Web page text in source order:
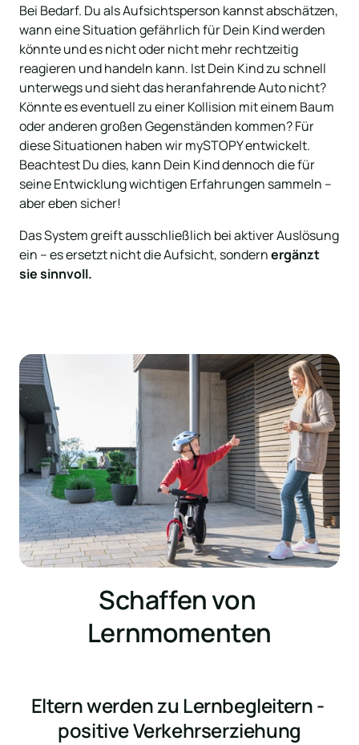
Bei Bedarf. Du als Aufsichtsperson kannst abschätzen,
wann eine Situation gefährlich für Dein Kind werden
könnte und es nicht oder nicht mehr rechtzeitig
reagieren und handeln kann. Ist Dein Kind zu schnell
unterwegs und sieht das heranfahrende Auto nicht?
Könnte es eventuell zu einer Kollision mit einem Baum
oder anderen großen Gegenständen kommen? Für
diese Situationen haben wir mySTOPY entwickelt.
Beachtest Du dies, kann Dein Kind dennoch die für
seine Entwicklung wichtigen Erfahrungen sammeln –
aber eben sicher!
Das System greift ausschließlich bei aktiver Auslösung
ein – es ersetzt nicht die Aufsicht, sondern ergänzt
sie sinnvoll.
Schaffen von
Lernmomenten
Eltern werden zu Lernbegleitern -
positive Verkehrserziehung